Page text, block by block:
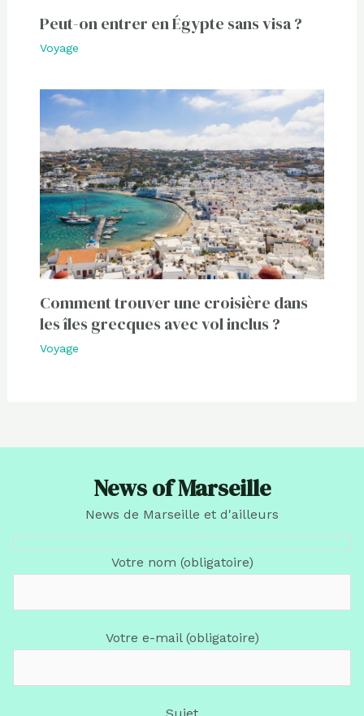
Peut-on entrer en Égypte sans visa ?
Voyage
Comment trouver une croisière dans
les îles grecques avec vol inclus ?
Voyage
News of Marseille
News de Marseille et d'ailleurs
Votre nom (obligatoire)
Votre e-mail (obligatoire)